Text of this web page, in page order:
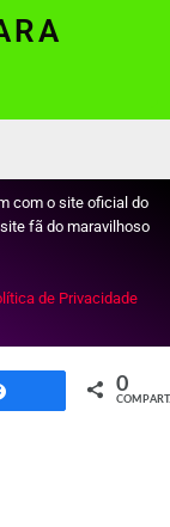
com o site oficial do
fã do maravilhoso
de Privacidade
Compartilhar0